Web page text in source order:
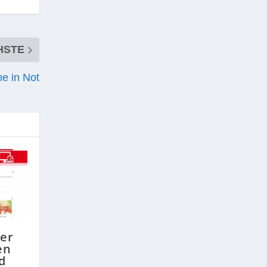
in Not